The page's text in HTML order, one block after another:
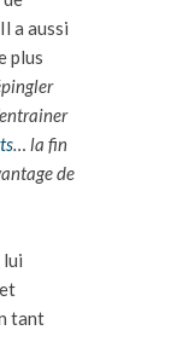
a aussi
plus
… la fin
de
lui
tant